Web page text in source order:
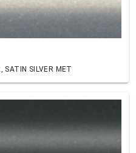
SATIN SILVER MET